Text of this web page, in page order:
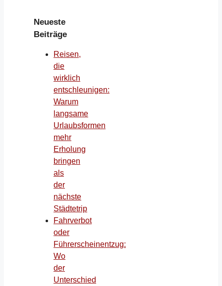
Neueste
Beiträge
Reisen,
die
wirklich
entschleunigen:
Warum
langsame
Urlaubsformen
mehr
Erholung
bringen
als
der
nächste
Städtetrip
Fahrverbot
oder
Führerscheinentzug:
Wo
der
Unterschied